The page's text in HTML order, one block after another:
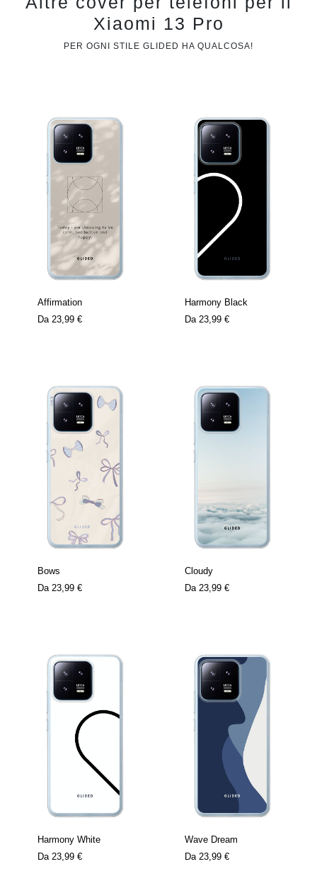
Xiaomi 13 Pro
PER OGNI STILE GLIDED HA QUALCOSA!
Affirmation
Da 23,99 €
Harmony Black
Da 23,99 €
Bows
Da 23,99 €
Cloudy
Da 23,99 €
Harmony White
Da 23,99 €
Wave Dream
Da 23,99 €